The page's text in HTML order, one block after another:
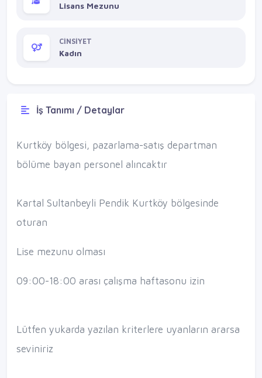
Lisans Mezunu
CİNSİYET
Kadın
İş Tanımı / Detaylar
Kurtköy bölgesi, pazarlama-satış departman
bölüme bayan personel alıncaktır
Kartal Sultanbeyli Pendik Kurtköy bölgesinde
oturan
Lise mezunu olması
09:00-18:00 arası çalışma haftasonu izin
Lütfen yukarda yazılan kriterlere uyanların ararsa
seviniriz